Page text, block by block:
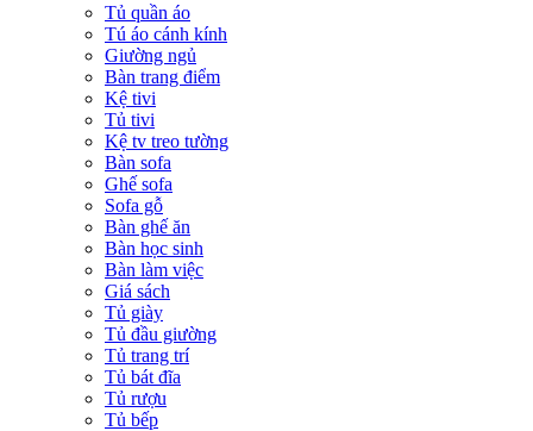
Tủ quần áo
Tú áo cánh kính
Giường ngủ
Bàn trang điểm
Kệ tivi
Tủ tivi
Kệ tv treo tường
Bàn sofa
Ghế sofa
Sofa gỗ
Bàn ghế ăn
Bàn học sinh
Bàn làm việc
Giá sách
Tủ giày
Tủ đầu giường
Tủ trang trí
Tủ bát đĩa
Tủ rượu
Tủ bếp